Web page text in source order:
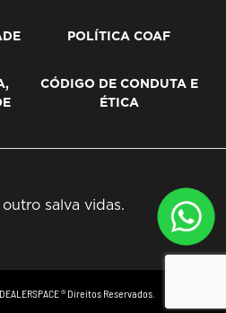
POLÍTICA COAF
CÓDIGO DE CONDUTA E
ÉTICA
salva vidas.
® Direitos Reservados.